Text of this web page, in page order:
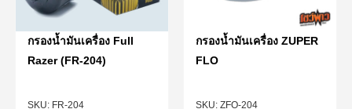
FR-204
กรองน้ำมันเครื่อง Full
Razer (FR-204)
ZFO-204
กรองน้ำมันเครื่อง ZUPER
FLO